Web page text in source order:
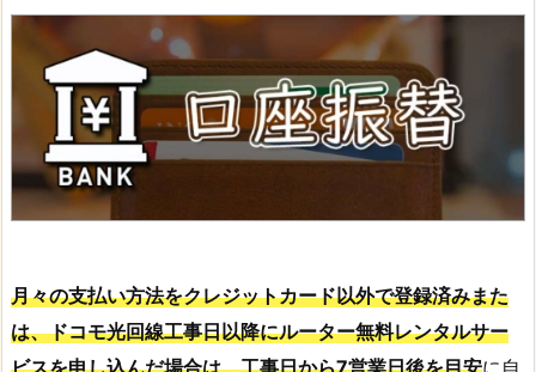
月々の支払い方法をクレジットカード以外で登録済みまた
は、ドコモ光回線工事日以降にルーター無料レンタルサー
ビスを申し込んだ場合は、工事日から7営業日後を目安に自